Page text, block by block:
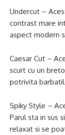
Undercut –
contrast mare
aspect modern
Caesar Cut –
scurt cu un
potrivita
Spiky Style –
Parul sta in sus
relaxat si se